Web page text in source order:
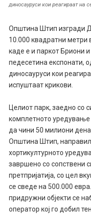
диносауруси кои реагираат
Општина Штип изгради
10.000 квадратни метри
каде е и паркот Бриони
педесетина експонати,
диносауруси кои
испуштаат крикови.
Целиот парк, заедно со
комплетното
да чини 50 милиони
Општина Штип,
хортикултурното
завршено со сопствени
претпријатија, со цел
се сведе на 500.000
придружни објекти се
оператор кој го добил